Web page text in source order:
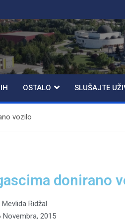
OSTALO SLUŠAJTE
vozilo
donirano
Mevlida Ridžal
Novembra, 2015